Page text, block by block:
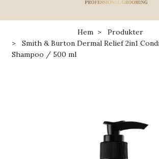
Hem
Produkter
Smith & Burton Dermal Relief 2in1
Shampoo / 500 ml